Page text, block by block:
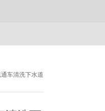
车清洗下水道